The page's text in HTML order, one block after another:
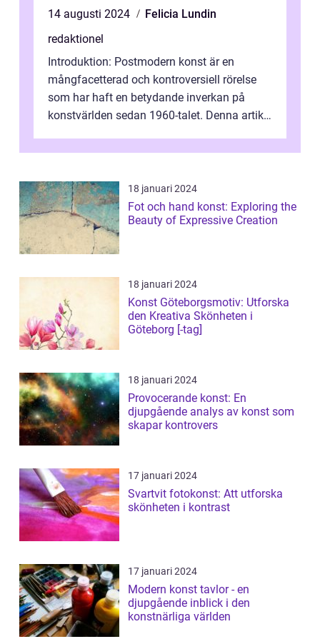
14 augusti 2024
Felicia Lundin
redaktionel
Introduktion: Postmodern konst är en
mångfacetterad och kontroversiell rörelse
som har haft en betydande inverkan på
konstvärlden sedan 1960-talet. Denna artikel
18 januari 2024
Fot och hand konst: Exploring the
Beauty of Expressive Creation
18 januari 2024
Konst Göteborgsmotiv: Utforska
den Kreativa Skönheten i
Göteborg [-tag]
18 januari 2024
Provocerande konst: En
djupgående analys av konst som
skapar kontrovers
17 januari 2024
Svartvit fotokonst: Att utforska
skönheten i kontrast
17 januari 2024
Modern konst tavlor - en
djupgående inblick i den
konstnärliga världen